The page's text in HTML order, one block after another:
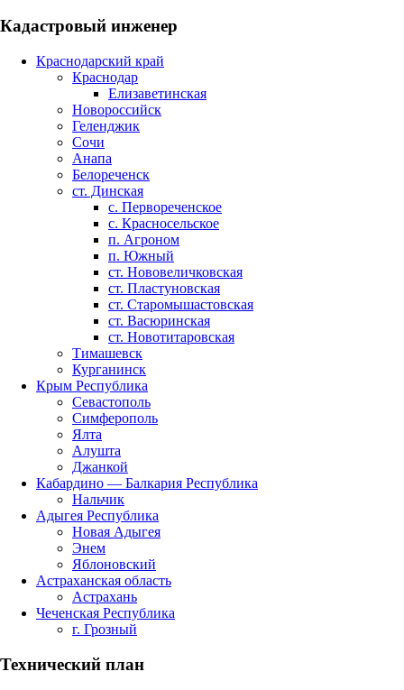
Кадастровый инженер
Краснодарский край
Краснодар
Елизаветинская
Новороссийск
Геленджик
Сочи
Анапа
Белореченск
ст. Динская
с. Первореченское
с. Красносельское
п. Агроном
п. Южный
ст. Нововеличковская
ст. Пластуновская
ст. Старомышастовская
ст. Васюринская
ст. Новотитаровская
Тимашевск
Курганинск
Крым Республика
Севастополь
Симферополь
Ялта
Алушта
Джанкой
Кабардино — Балкария Республика
Нальчик
Адыгея Республика
Новая Адыгея
Энем
Яблоновский
Астраханская область
Астрахань
Чеченская Республика
г. Грозный
Технический план